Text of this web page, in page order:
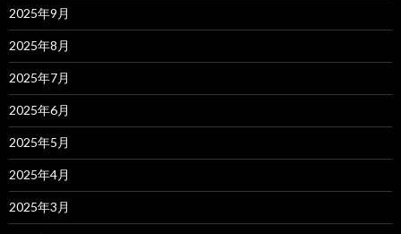
2025年9月
2025年8月
2025年7月
2025年6月
2025年5月
2025年4月
2025年3月